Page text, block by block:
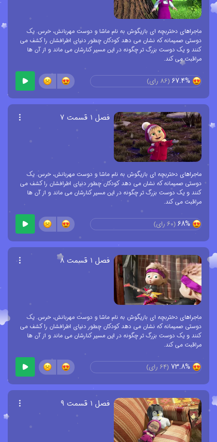
ماجراهای دختربچه ای بازیگوش به نام ماشا و دوست مهربانش، خرس. یک
دوستی صمیمانه که نشان می دهد کودکان چطور دنیای اطرافشان را کشف می
کنند و یک دوست بزرگ تر چگونه در این مسیر کنارشان می ماند و از آن ها
مراقبت می کند.
67.4%
(
86 رای)
فصل ۱ قسمت ۷
ماجراهای دختربچه ای بازیگوش به نام ماشا و دوست مهربانش، خرس. یک
دوستی صمیمانه که نشان می دهد کودکان چطور دنیای اطرافشان را کشف می
کنند و یک دوست بزرگ تر چگونه در این مسیر کنارشان می ماند و از آن ها
مراقبت می کند.
68%
(
60 رای)
فصل ۱ قسمت ۸
ماجراهای دختربچه ای بازیگوش به نام ماشا و دوست مهربانش، خرس. یک
دوستی صمیمانه که نشان می دهد کودکان چطور دنیای اطرافشان را کشف می
کنند و یک دوست بزرگ تر چگونه در این مسیر کنارشان می ماند و از آن ها
مراقبت می کند.
73.8%
(
64 رای)
فصل ۱ قسمت ۹